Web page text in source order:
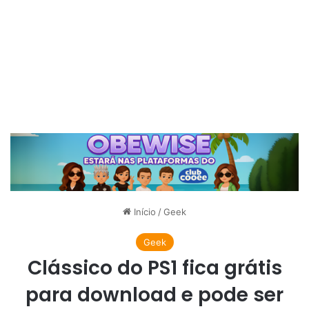
Início /Geek
Geek
Clássico do PS1 fica grátis
para download e pode ser